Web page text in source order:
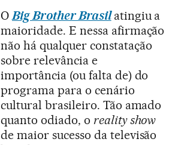
OBig Brother Brasil atingiu a
maioridade. E nessa afirmação
não há qualquer constatação
sobre relevância e
importância (ou falta de) do
programa para o cenário
cultural brasileiro. Tão amado
quanto odiado, o reality show
de maior sucesso da televisão